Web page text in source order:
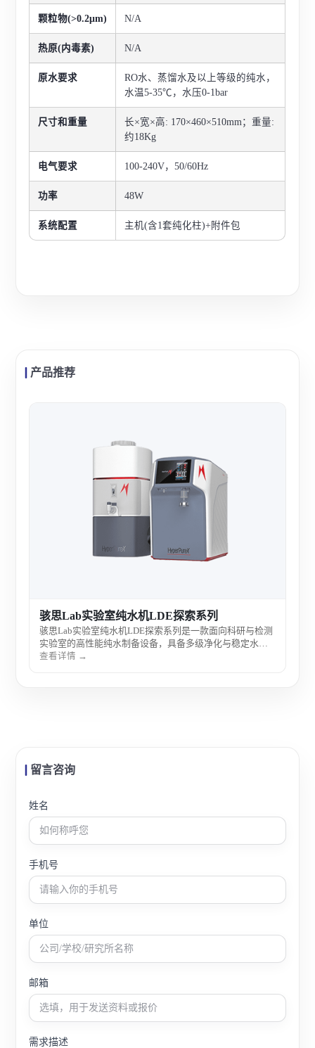
颗粒物(>0.2μm) N/A
热原(内毒素) N/A
原水要求
RO水、蒸馏水及以上等级的纯水，
水温5-35℃，水压0-1bar
尺寸和重量
长×宽×高: 170×460×510mm；重量:
约18Kg
电气要求 100-240V，50/60Hz
功率 48W
系统配置 主机(含1套纯化柱)+附件包
产品推荐
骇思Lab实验室纯水机LDE探索系列
骇思Lab实验室纯水机LDE探索系列是一款面向科研与检测
实验室的高性能纯水制备设备，具备多级净化与稳定水质
输出能力，适用于分析实验、样品制备及实验室日常用水
查看详情 →
留言咨询
姓名
手机号
单位
邮箱
需求描述